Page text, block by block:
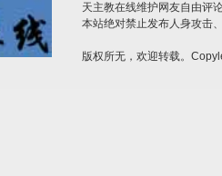
天主教在线维护网友自由评
本站绝对禁止发布人身攻击
版权所无，欢迎转载。